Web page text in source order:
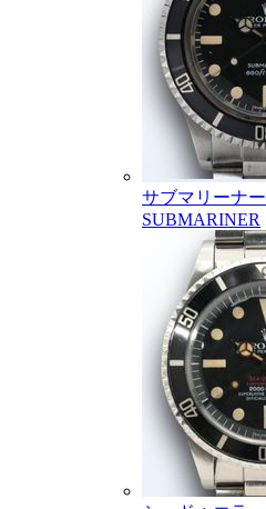
サブマリーナー
SUBMARINER